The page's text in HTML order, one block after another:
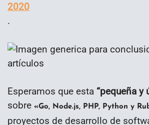
2020
.
Esperamos que esta “pequeña y
sobre «Go, Node.js, PHP, Python y
proyectos de desarrollo de